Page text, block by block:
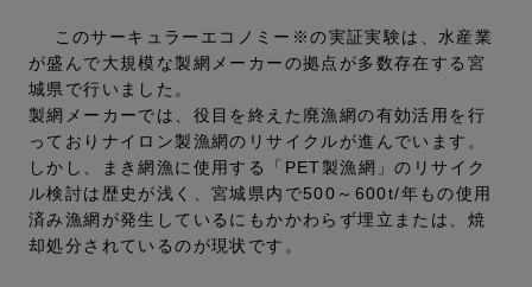
このサーキュラーエコノミー※の実証実験は、水産業
が盛んで大規模な製網メーカーの拠点が多数存在する宮
城県で行いました。
製網メーカーでは、役目を終えた廃漁網の有効活用を行
っておりナイロン製漁網のリサイクルが進んでいます。
しかし、まき網漁に使用する「PET製漁網」のリサイク
ル検討は歴史が浅く、宮城県内で500～600t/年もの使用
済み漁網が発生しているにもかかわらず埋立または、焼
却処分されているのが現状です。